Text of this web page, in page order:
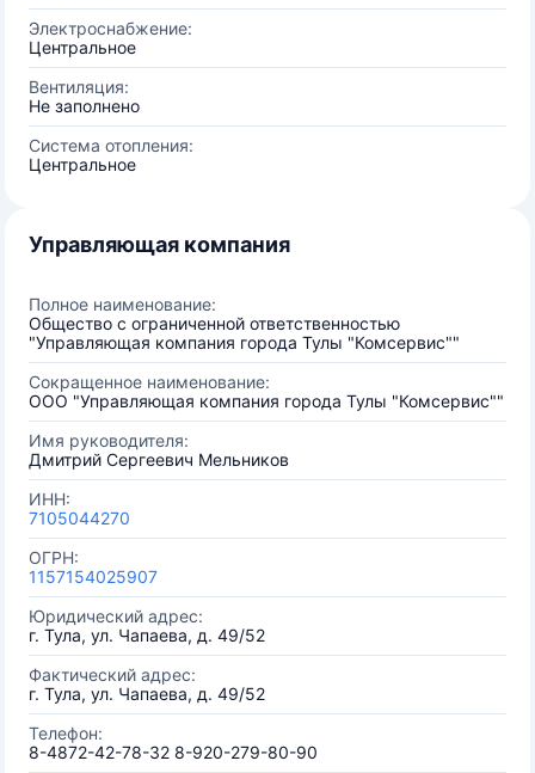
Электроснабжение:
Центральное
Вентиляция:
Не заполнено
Система отопления:
Центральное
Управляющая компания
Полное наименование:
Общество с ограниченной ответственностью
"Управляющая компания города Тулы "Комсервис""
Сокращенное наименование:
ООО "Управляющая компания города Тулы "Комсервис""
Имя руководителя:
Дмитрий Сергеевич Мельников
ИНН:
7105044270
ОГРН:
1157154025907
Юридический адрес:
г. Тула, ул. Чапаева, д. 49/52
Фактический адрес:
г. Тула, ул. Чапаева, д. 49/52
Телефон:
8-4872-42-78-32 8-920-279-80-90